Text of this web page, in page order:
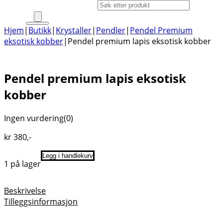
Hjem| Butikk| Krystaller| Pendler| Pendel Premium
eksotisk kobber| Pendel premium lapis eksotisk kobber
Pendel premium lapis eksotisk
kobber
Ingen vurdering(0)
kr380,-
1 på lager
Legg i handlekurv
Beskrivelse
Tilleggsinformasjon